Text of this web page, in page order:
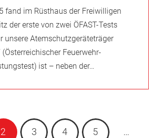
fand im Rüsthaus der Freiwilligen
der erste von zwei ÖFAST-Tests
unsere Atemschutzgeräteträger
(Österreichischer Feuerwehr-
ist – neben der…
2 3 4 5 …